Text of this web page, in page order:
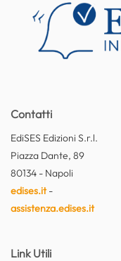
Contatti
EdiSES Edizioni S.r.l.
Piazza Dante, 89
80134 - Napoli
edises.it-
assistenza.edises.it
Link Utili